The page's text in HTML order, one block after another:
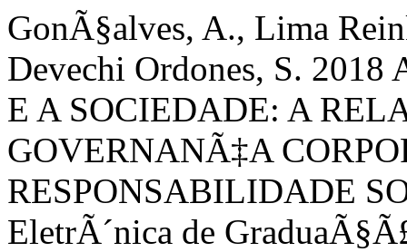
GonÃ§alves, A., Lima
Devechi Ordones, S.
E A SOCIEDADE: A
GOVERNANÃ‡A
RESPONSABILIDADE
EletrÃ´nica de